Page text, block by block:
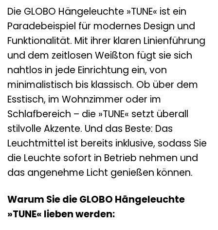
Die GLOBO Hängeleuchte »TUNE« ist ein
Paradebeispiel für modernes Design und
Funktionalität. Mit ihrer klaren Linienführung
und dem zeitlosen Weißton fügt sie sich
nahtlos in jede Einrichtung ein, von
minimalistisch bis klassisch. Ob über dem
Esstisch, im Wohnzimmer oder im
Schlafbereich – die »TUNE« setzt überall
stilvolle Akzente. Und das Beste: Das
Leuchtmittel ist bereits inklusive, sodass Sie
die Leuchte sofort in Betrieb nehmen und
das angenehme Licht genießen können.
Warum Sie die GLOBO Hängeleuchte
»TUNE« lieben werden: